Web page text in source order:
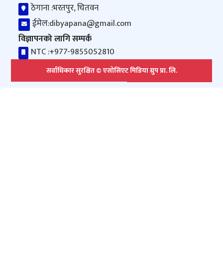
ठेगाना :भरतपुर, चितवन
ईमेल:dibyapana@gmail.com
विज्ञापनको लागि सम्पर्क
NTC :+977-9855052810
सर्वाधिकार सुरक्षित © एसोसिएट मिडिया ग्रुप प्रा. लि.